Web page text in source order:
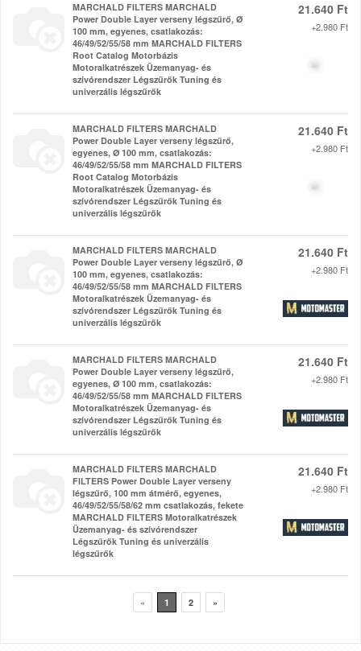
MARCHALD FILTERS MARCHALD
Power Double Layer verseny légszűrő, Ø
100 mm, egyenes, csatlakozás:
46/49/52/55/58 mm MARCHALD FILTERS
Root Catalog Motorbázis
Motoralkatrészek Üzemanyag- és
szívórendszer Légszűrők Tuning és
univerzális légszűrők
21.640 Ft
+2.980 Ft
MARCHALD FILTERS MARCHALD
Power Double Layer verseny légszűrő,
egyenes, Ø 100 mm, csatlakozás:
46/49/52/55/58 mm MARCHALD FILTERS
Root Catalog Motorbázis
Motoralkatrészek Üzemanyag- és
szívórendszer Légszűrők Tuning és
univerzális légszűrők
21.640 Ft
+2.980 Ft
MARCHALD FILTERS MARCHALD
Power Double Layer verseny légszűrő, Ø
100 mm, egyenes, csatlakozás:
46/49/52/55/58 mm MARCHALD FILTERS
Motoralkatrészek Üzemanyag- és
szívórendszer Légszűrők Tuning és
univerzális légszűrők
21.640 Ft
+2.980 Ft
MARCHALD FILTERS MARCHALD
Power Double Layer verseny légszűrő,
egyenes, Ø 100 mm, csatlakozás:
46/49/52/55/58 mm MARCHALD FILTERS
Motoralkatrészek Üzemanyag- és
szívórendszer Légszűrők Tuning és
univerzális légszűrők
21.640 Ft
+2.980 Ft
MARCHALD FILTERS MARCHALD
FILTERS Power Double Layer verseny
légszűrő, 100 mm átmérő, egyenes,
46/49/52/55/58/62 mm csatlakozás, fekete
MARCHALD FILTERS Motoralkatrészek
Üzemanyag- és szívórendszer
Légszűrők Tuning és univerzális
légszűrők
21.640 Ft
+2.980 Ft
« 1 2 »